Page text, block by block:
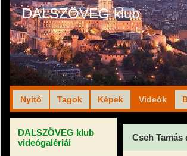
DALSZÖVEG klub
Nyitó Tagok Képek Videók
DALSZÖVEG klub
videógalériái
Cseh Tamás